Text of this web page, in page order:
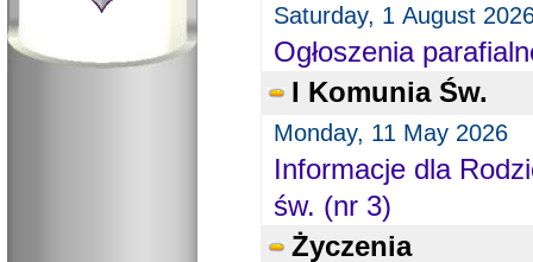
Saturday, 1 August
Ogłoszenia
I Komunia Św.
Monday, 11 May 2026
Informacje dla
św. (nr 3)
Życzenia